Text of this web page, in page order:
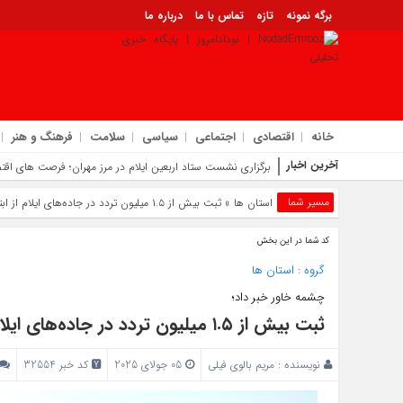
برگه نمونه تازه تماس با ما درباره ما
خانه اقتصادی اجتماعی سیاسی سلامت فرهنگ و هنر
آخرین اخبار معرفی اد
مسیر شما استان ها » ثبت بیش از ۱.۵ میلیون تردد در جاده‌های ایلام از ابتدای ماه محرم تاکنون
کد شما در این بخش
گروه : استان ها
چشمه‌ خاور خبر داد؛
ثبت بیش از ۱.۵ میلیون تردد در جاده‌های ایلام از ابتدای ماه محرم تاکنون
نویسنده : مریم بالوی فیلی کد خبر 32554